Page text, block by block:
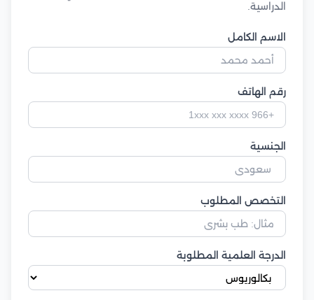
الدراسية.
الاسم الكامل
رقم الهاتف
الجنسية
التخصص المطلوب
الدرجة العلمية المطلوبة